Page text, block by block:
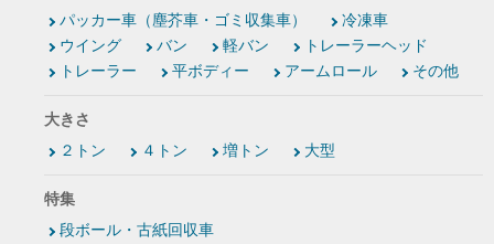
パッカー車（塵芥車・ゴミ収集車）
冷凍車
ウイング
バン 軽バン
トレーラーヘッド
トレーラー
平ボディー アームロール その他
大きさ
２トン
４トン 増トン 大型
特集
段ボール・古紙回収車